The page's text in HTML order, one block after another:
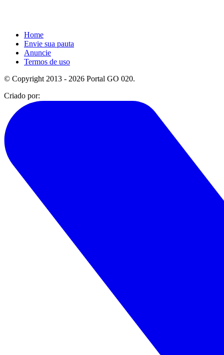
Home
Envie sua pauta
Anuncie
Termos de uso
© Copyright 2013 - 2026 Portal GO 020.
Criado por: